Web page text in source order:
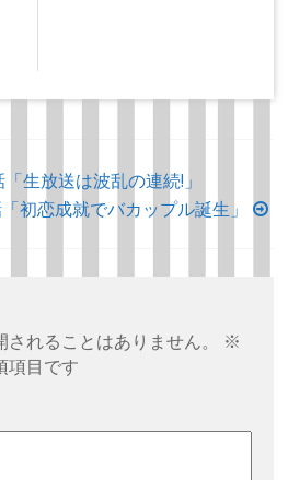
生放送は波乱の連続!」
恋成就でバカップル誕生」
れることはありません。
※
項目です